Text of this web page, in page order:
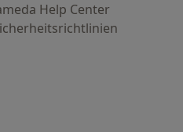
Help Center